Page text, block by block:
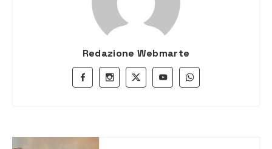
Redazione Webmarte